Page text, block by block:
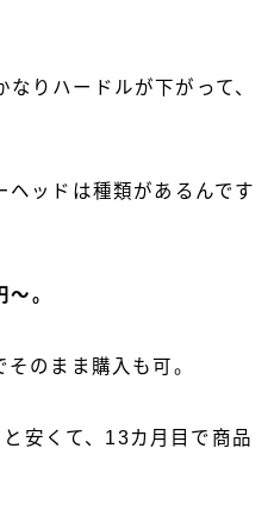
りハードルが下がって、
ッドは種類があるんです
。
のまま購入も可。
安くて、13カ月目で商品